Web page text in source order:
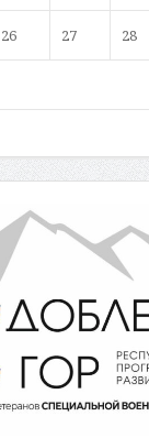
26 27 28